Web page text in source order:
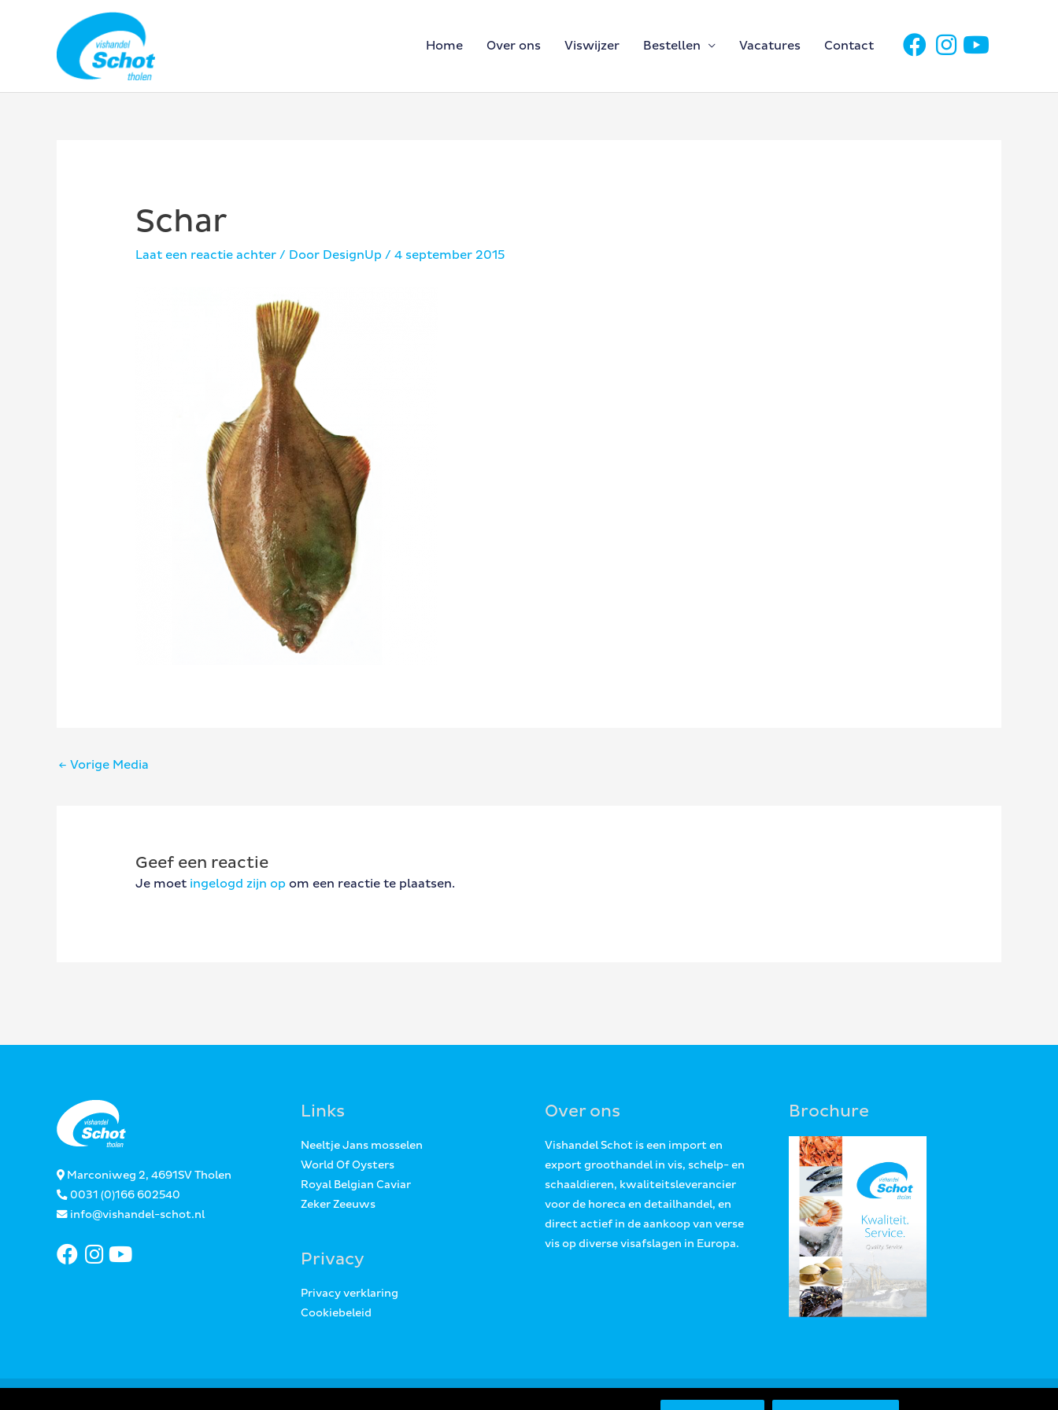
Home Over ons Viswijzer Bestellen Vacatures Contact
Schar
Laat een reactie achter / Door DesignUp/4 september 2015
Bericht
← Vorige Media
Geef een reactie
Je moet ingelogd zijn op om een reactie te plaatsen.
Marconiweg 2, 4691SV Tholen
0031 (0)166 602540
info@vishandel-schot.nl
Links
Neeltje Jans mosselen
World Of Oysters
Royal Belgian Caviar
Zeker Zeeuws
Privacy
Privacy verklaring
Cookiebeleid
Over ons
Vishandel Schot is een import en
export groothandel in vis, schelp- en
schaaldieren, kwaliteitsleverancier
voor de horeca en detailhandel, en
direct actief in de aankoop van verse
vis op diverse visafslagen in Europa.
Brochure